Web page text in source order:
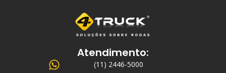
Atendimento:
(11) 2446-5000